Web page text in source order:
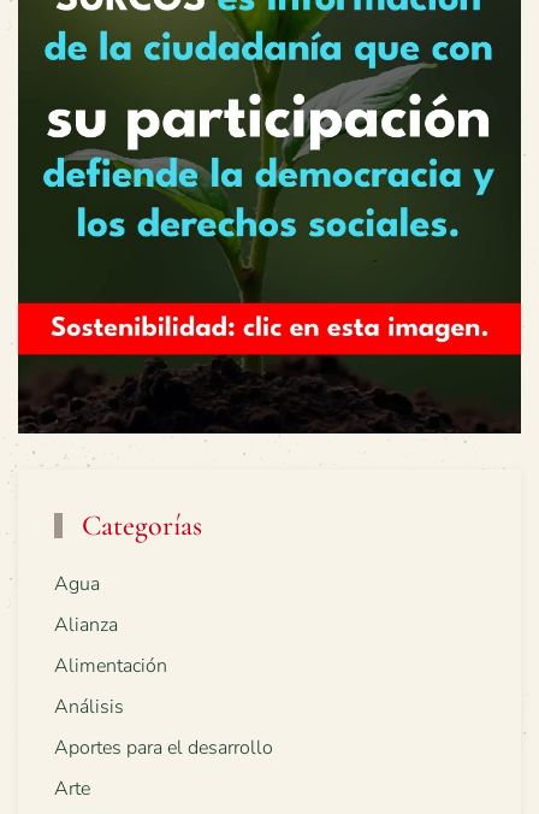
Categorías
Agua
Alianza
Alimentación
Análisis
Aportes para el desarrollo
Arte